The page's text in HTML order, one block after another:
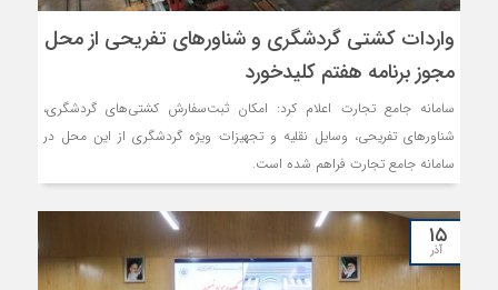
واردات کشتی‌ گردشگری و شناورهای تفریحی از محل
مجوز برنامه هفتم کلیدخورد
سامانه جامع تجارت اعلام کرد: امکان ثبت‌سفارش کشتی‌های گردشگری،
شناورهای تفریحی، وسایل نقلیه و تجهیزات ویژه گردشگری از این محل در
سامانه جامع تجارت فراهم شده است.
۱۵
آذر